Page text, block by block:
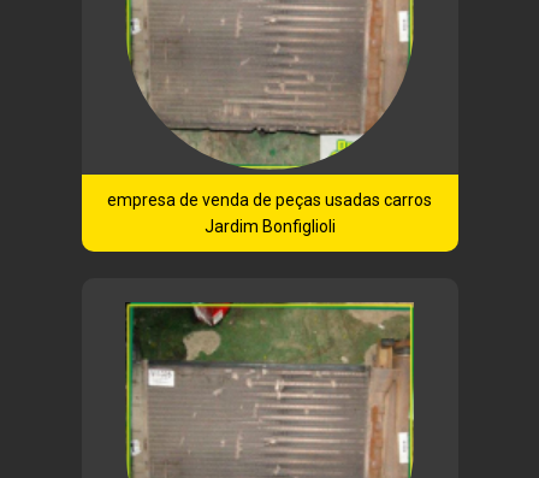
empresa de venda de peças usadas carros
Jardim Bonfiglioli